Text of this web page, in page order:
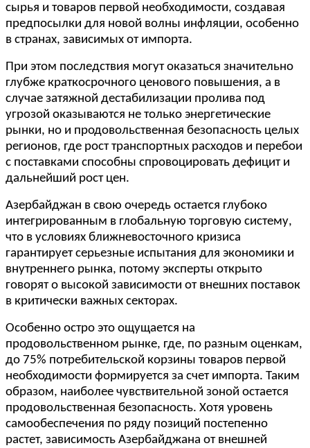
сырья и товаров первой необходимости, создавая
предпосылки для новой волны инфляции, особенно
в странах, зависимых от импорта.
При этом последствия могут оказаться значительно
глубже краткосрочного ценового повышения, а в
случае затяжной дестабилизации пролива под
угрозой оказываются не только энергетические
рынки, но и продовольственная безопасность целых
регионов, где рост транспортных расходов и перебои
с поставками способны спровоцировать дефицит и
дальнейший рост цен.
Азербайджан в свою очередь остается глубоко
интегрированным в глобальную торговую систему,
что в условиях ближневосточного кризиса
гарантирует серьезные испытания для экономики и
внутреннего рынка, потому эксперты открыто
говорят о высокой зависимости от внешних поставок
в критически важных секторах.
Особенно остро это ощущается на
продовольственном рынке, где, по разным оценкам,
до 75% потребительской корзины товаров первой
необходимости формируется за счет импорта. Таким
образом, наиболее чувствительной зоной остается
продовольственная безопасность. Хотя уровень
самообеспечения по ряду позиций постепенно
растет, зависимость Азербайджана от внешней